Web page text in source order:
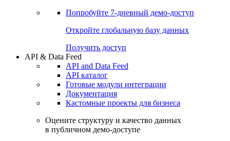
Попробуйте 7-дневный демо-доступ
Откройте глобальную базу данных
Получить доступ
API & Data Feed
API and Data Feed
API каталог
Готовые модули интеграции
Документация
Кастомные проекты для бизнеса
Оцените структуру и качество данных
в публичном демо-доступе